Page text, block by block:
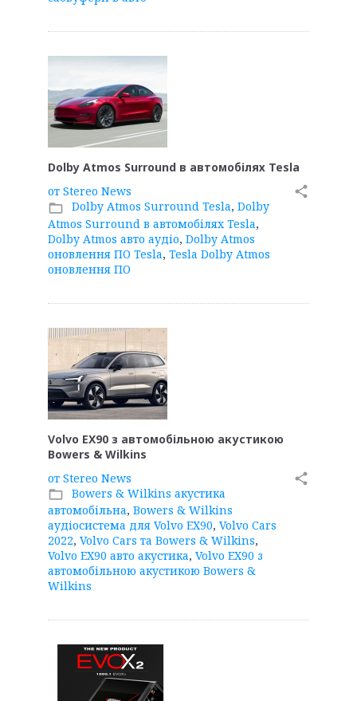
Dolby Atmos Surround в автомобілях Tesla
от Stereo News
folder_open Dolby Atmos Surround Tesla, Dolby
Atmos Surround в автомобілях Tesla,
Dolby Atmos авто аудіо, Dolby Atmos
оновлення ПО Tesla, Tesla Dolby Atmos
оновлення ПО
share
Volvo EX90 з автомобільною акустикою
Bowers & Wilkins
от Stereo News
folder_open Bowers & Wilkins акустика
автомобільна, Bowers & Wilkins
аудіосистема для Volvo EX90, Volvo Cars
2022, Volvo Cars та Bowers & Wilkins,
Volvo EX90 авто акустика, Volvo EX90 з
автомобільною акустикою Bowers &
Wilkins
share